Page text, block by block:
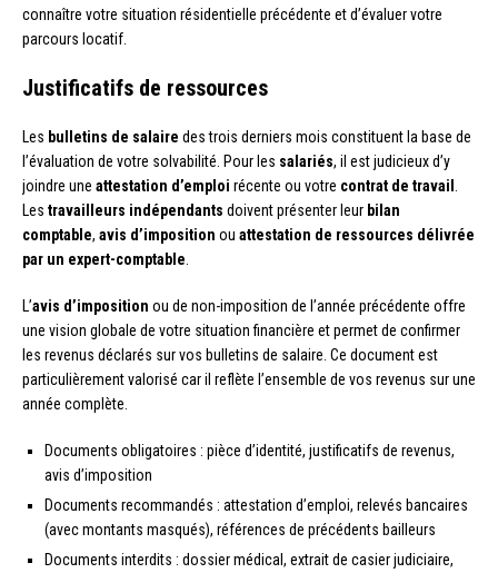
connaître votre situation résidentielle précédente et d’évaluer votre
parcours locatif.
Justificatifs de ressources
Les bulletins de salaire des trois derniers mois constituent la base de
l’évaluation de votre solvabilité. Pour les salariés, il est judicieux d’y
joindre une attestation d’emploi récente ou votre contrat de travail
Les travailleurs indépendants doivent présenter leur bilan
comptable, avis d’imposition ou attestation de ressources délivrée
par un expert-comptable
L’avis d’imposition ou de non-imposition de l’année précédente offre
une vision globale de votre situation financière et permet de confirmer
les revenus déclarés sur vos bulletins de salaire. Ce document est
particulièrement valorisé car il reflète l’ensemble de vos revenus sur une
année complète.
Documents obligatoires : pièce d’identité, justificatifs de revenus,
avis d’imposition
Documents recommandés : attestation d’emploi, relevés bancaires
(avec montants masqués), références de précédents bailleurs
Documents interdits : dossier médical, extrait de casier judiciaire,